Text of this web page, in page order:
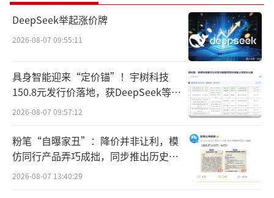
这份38页的公告，堪称“全裸测算”。
公告中提到，假设重组已经完成，根据北
京可灵截至2025年12月31日的未经审计财务资
料，其负债总额约为人民币253百万元（即2.53
亿元），资产净值约为负人民币9百万元。
DeepSeek举起涨价牌
2026-08-07 09:55:11
具身智能迎来“定价锚”！宇树科技
150.8元发行价落地，获DeepSeek等豪
华战配加持
2026-08-07 09:57:12
粉笔“自曝家丑”：降价并非让利，模
仿同行产品弄巧成拙，同步推出历史学
员退费方案
2026-08-07 13:40:29